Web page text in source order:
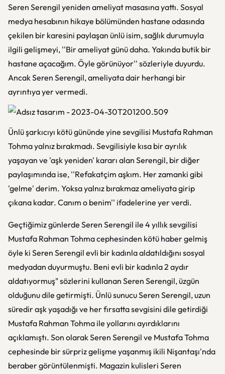
Seren Serengil yeniden ameliyat masasına yattı. Sosyal
medya hesabının hikaye bölümünden hastane odasında
çekilen bir karesini paylaşan ünlü isim, sağlık durumuyla
ilgili gelişmeyi, ''Bir ameliyat günü daha. Yakında butik bir
hastane açacağım. Öyle görünüyor'' sözleriyle duyurdu.
Ancak Seren Serengil, ameliyata dair herhangi bir
ayrıntıya yer vermedi.
Ünlü şarkıcıyı kötü gününde yine sevgilisi Mustafa Rahman
Tohma yalnız bırakmadı. Sevgilisiyle kısa bir ayrılık
yaşayan ve 'aşk yeniden' kararı alan Serengil, bir diğer
paylaşımında ise, ''Refakatçim aşkım. Her zamanki gibi
'gelme' derim. Yoksa yalnız bırakmaz ameliyata girip
çıkana kadar. Canım o benim'' ifadelerine yer verdi.
Geçtiğimiz günlerde Seren Serengil ile 4 yıllık sevgilisi
Mustafa Rahman Tohma cephesinden kötü haber gelmiş
öyle ki Seren Serengil evli bir kadınla aldatıldığını sosyal
medyadan duyurmuştu. Beni evli bir kadınla 2 aydır
aldatıyormuş" sözlerini kullanan Seren Serengil, üzgün
olduğunu dile getirmişti. Ünlü sunucu Seren Serengil, uzun
süredir aşk yaşadığı ve her fırsatta sevgisini dile getirdiği
Mustafa Rahman Tohma ile yollarını ayırdıklarını
açıklamıştı. Son olarak Seren Serengil ve Mustafa Tohma
cephesinde bir sürpriz gelişme yaşanmış ikili Nişantaşı'nda
beraber görüntülenmişti. Magazin kulisleri Seren